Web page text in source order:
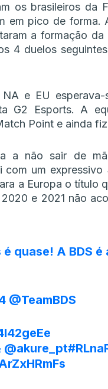
os brasileiros da
em pico de forma.
a formação
4 duelos
e EU
G2 Esports. A
Point e ainda
a não sair de
com um
a Europa o título
e 2021 não
é quase! A BDS
@TeamBDS
@akure_pt